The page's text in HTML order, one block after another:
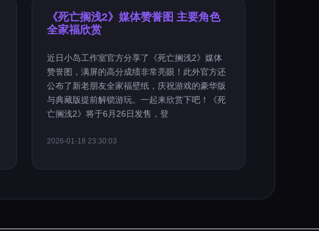
《死亡搁浅2》媒体赞誉图 主要角色
全家福欣赏
近日小岛工作室官方分享了《死亡搁浅2》媒体
赞誉图，满屏的高分成绩非常亮眼！此外官方还
公布了新老朋友全家福壁纸，庆祝游戏的豪华版
与典藏版提前解锁游玩。一起来欣赏下吧！《死
亡搁浅2》将于6月26日发售，登
2026-01-18 23:30:03